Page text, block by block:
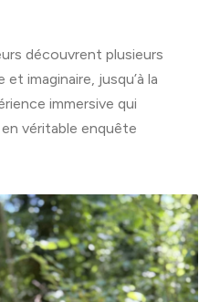
découvrent plusieurs
imaginaire, jusqu’à la
immersive qui
véritable enquête